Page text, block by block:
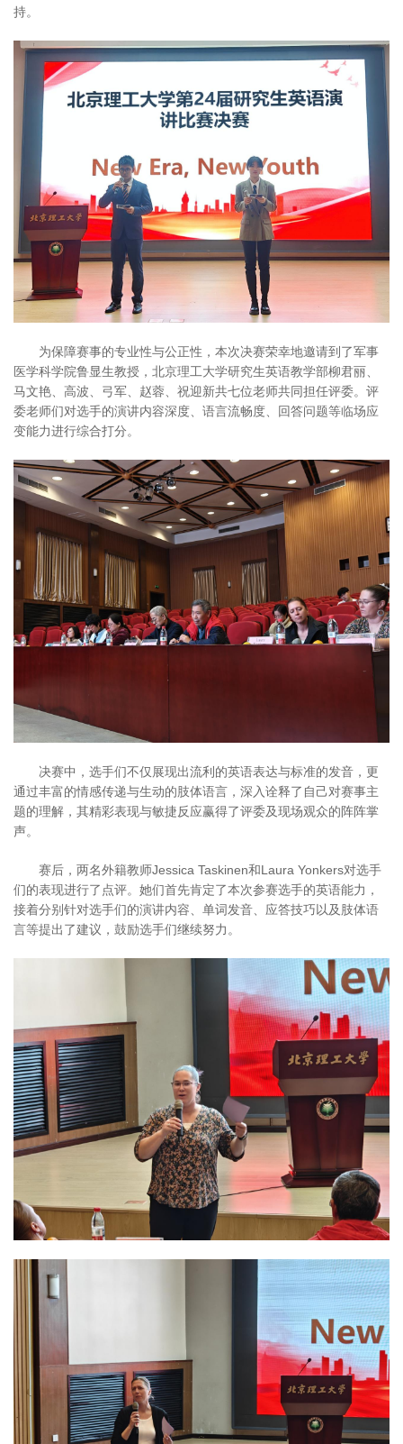
持。
为保障赛事的专业性与公正性，本次决赛荣幸地邀请到了军事
医学科学院鲁显生教授，北京理工大学研究生英语教学部柳君丽、
马文艳、高波、弓军、赵蓉、祝迎新共七位老师共同担任评委。评
委老师们对选手的演讲内容深度、语言流畅度、回答问题等临场应
变能力进行综合打分。
决赛中，选手们不仅展现出流利的英语表达与标准的发音，更
通过丰富的情感传递与生动的肢体语言，深入诠释了自己对赛事主
题的理解，其精彩表现与敏捷反应赢得了评委及现场观众的阵阵掌
声。
赛后，两名外籍教师Jessica Taskinen和Laura Yonkers对选手
们的表现进行了点评。她们首先肯定了本次参赛选手的英语能力，
接着分别针对选手们的演讲内容、单词发音、应答技巧以及肢体语
言等提出了建议，鼓励选手们继续努力。